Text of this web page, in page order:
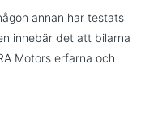
annan har testats
innebär det att bilarna
Motors erfarna och